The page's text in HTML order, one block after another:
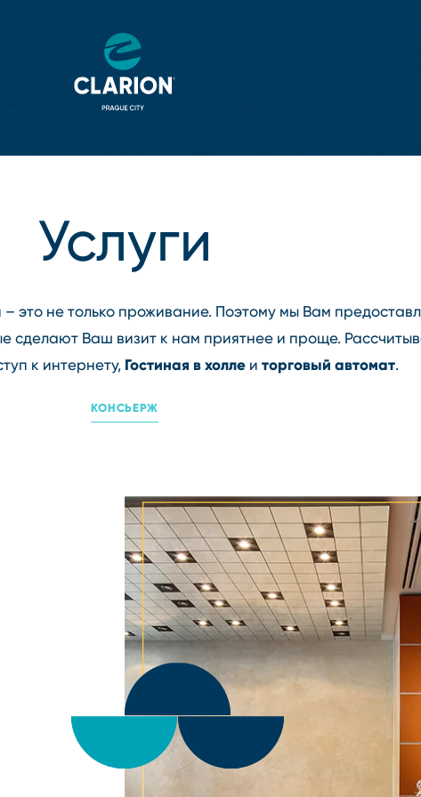
Услуги
это не только проживание. Поэтому мы Вам
сделают Ваш визит к нам приятнее и проще.
к интернету, Гостиная в холле и торговый автомат.
КОНСЬЕРЖ